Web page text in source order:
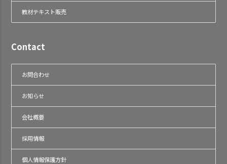
教材テキスト販売
Contact
お問合わせ
お知らせ
会社概要
採用情報
個人情報保護方針